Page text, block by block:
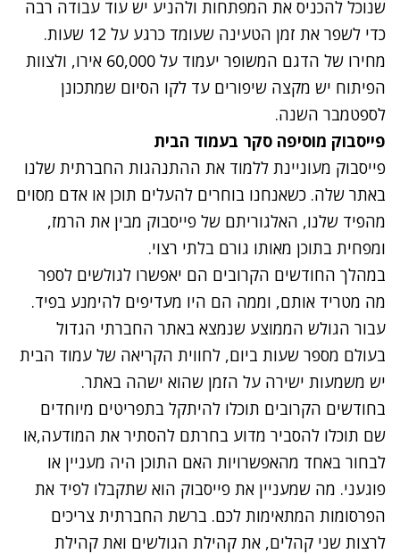
שנוכל להכניס את המפתחות ולהניע יש עוד עבודה רבה
כדי לשפר את זמן הטעינה שעומד כרגע על 12 שעות.
מחירו של הדגם המשופר יעמוד על 60,000 אירו, ולצוות
הפיתוח יש מקצה שיפורים עד לקו הסיום שמתכונן
לספטמבר השנה.
פייסבוק מוסיפה סקר בעמוד הבית
פייסבוק מעוניינת ללמוד את ההתנהגות החברתית שלנו
באתר שלה. כשאנחנו בוחרים להעלים תוכן או אדם מסוים
מהפיד שלנו, האלגוריתם של פייסבוק מבין את הרמז,
ומפחית בתוכן מאותו גורם בלתי רצוי.
במהלך החודשים הקרובים הם יאפשרו לגולשים לספר
מה מטריד אותם, וממה הם היו מעדיפים להימנע בפיד.
עבור הגולש הממוצע שנמצא באתר החברתי הגדול
בעולם מספר שעות ביום, לחווית הקריאה של עמוד הבית
יש משמעות ישירה על הזמן שהוא ישהה באתר.
בחודשים הקרובים תוכלו להיתקל בתפריטים מיוחדים
שם תוכלו להסביר מדוע בחרתם להסתיר את המודעה,או
לבחור באחד מהאפשרויות האם התוכן היה מעניין או
פוגעני. מה שמעניין את פייסבוק הוא שתקבלו לפיד את
הפרסומות המתאימות לכם. ברשת החברתית צריכים
לרצות שני קהלים, את קהילת הגולשים ואת קהילת